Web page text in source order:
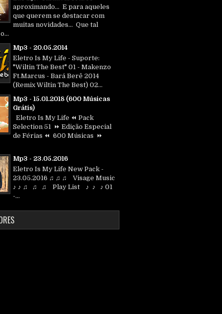
aproximando... E para aqueles
que querem se destacar com
muitas novidades... Que tal
Mp3 - 20.05.2014
Eletro Is My Life - Suporte:
"Wiltin The Best" 01 - Makenzo
Ft.Marcus - Bará Berê 2014
(Remix Wiltin The Best) 02...
Mp3 - 15.01.2018 (600 Músicas
Grátis)
Eletro Is My Life ⏪ Pack
Selection 51 ⏩ Edição Especial
de Férias ⏪ 600 Músicas ⏩
Mp3 - 23.05.2016
Eletro Is My Life New Pack -
23.05.2016 ♫ ♫ ♫ Visage Music
♪ ♪ ♫ ♫ ♫ Play List ♪ ♪ ♪ 01
-...